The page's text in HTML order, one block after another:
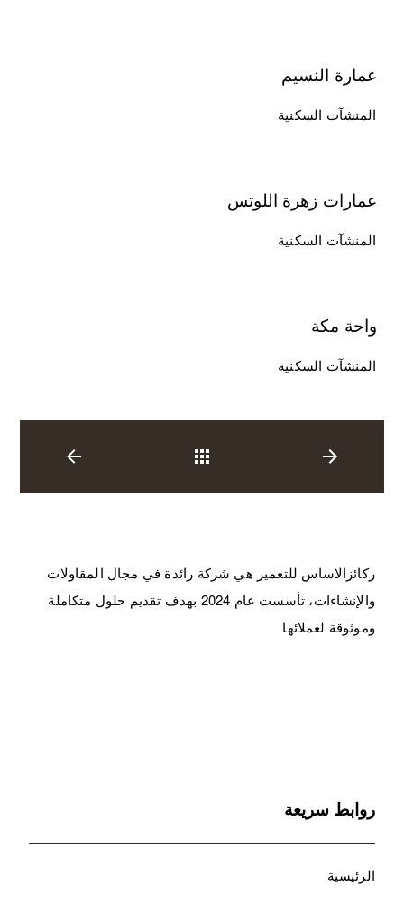
عمارة النسيم
المنشآت السكنية
عمارات زهرة اللوتس
المنشآت السكنية
واحة مكة
المنشآت السكنية
ركائزالاساس للتعمير هي شركة رائدة في مجال المقاولات
والإنشاءات، تأسست عام 2024 بهدف تقديم حلول متكاملة
وموثوقة لعملائها
روابط سريعة
الرئيسية